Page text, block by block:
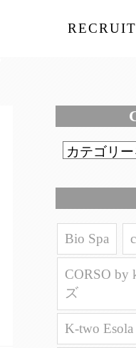
RECRUIT
Bio Spa
CORSO by
ズ
K-two